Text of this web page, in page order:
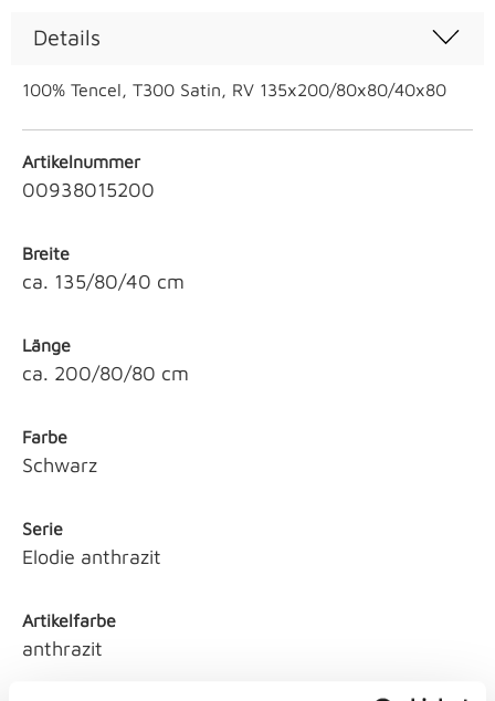
Details
100% Tencel, T300 Satin, RV 135x200/80x80/40x80
Artikelnummer
00938015200
Breite
ca. 135/80/40 cm
Länge
ca. 200/80/80 cm
Farbe
Schwarz
Serie
Elodie anthrazit
Artikelfarbe
anthrazit